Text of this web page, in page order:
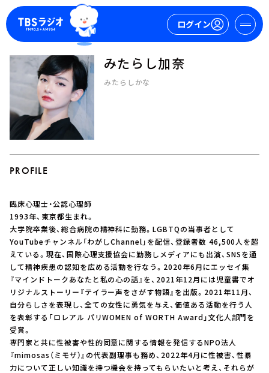
ログイン
マイページ
ログイン
今日の番組表
週間番組表
トピックス
TBS Podcast
お知らせ
イベント・グッズ
YouTube
会社情報
みたらし加奈
みたらしかな
PROFILE
臨床心理士・公認心理師
1993年、東京都生まれ。
大学院卒業後、総合病院の精神科に勤務。LGBTQの当事者として
YouTubeチャンネル「わがしChannel」を配信、登録者数 46,500人を超
えている。現在、国際心理支援協会に勤務しメディアにも出演、SNSを通
して精神疾患の認知を広める活動を行なう。2020年6月にエッセイ集
『マインドトークあなたと私の心の話』を、2021年12月には児童書でオ
リジナルストーリー『テイラー声をさがす物語』を出版。2021年11月、
自分らしさを表現し、全ての女性に勇気を与え、価値ある活動を行う人
を表彰する「ロレアル パリWOMEN of WORTH Award」文化人部門を
受賞。
専門家と共に性被害や性的同意に関する情報を発信するNPO法人
『mimosas（ミモザ）』の代表副理事も務め、2022年4月に性被害、性暴
力について正しい知識を持つ機会を持ってもらいたいと考え、それらが